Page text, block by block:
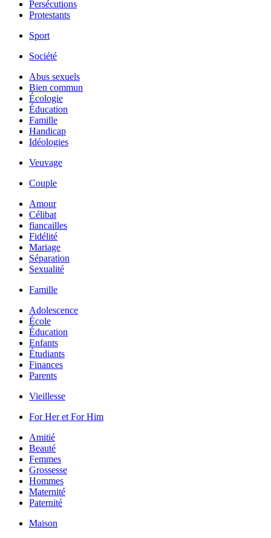
Persécutions
Protestants
Sport
Société
Abus sexuels
Bien commun
Écologie
Éducation
Famille
Handicap
Idéologies
Veuvage
Couple
Amour
Célibat
fiancailles
Fidélité
Mariage
Séparation
Sexualité
Famille
Adolescence
École
Éducation
Enfants
Étudiants
Finances
Parents
Vieillesse
For Her et For Him
Amitié
Beauté
Femmes
Grossesse
Hommes
Maternité
Paternité
Maison